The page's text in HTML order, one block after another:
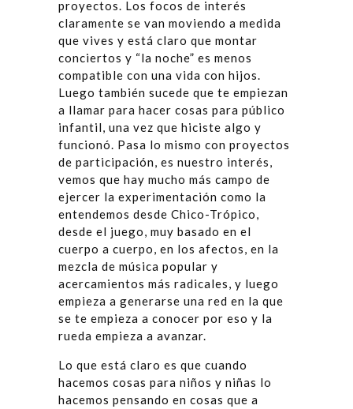
proyectos. Los focos de interés
claramente se van moviendo a medida
que vives y está claro que montar
conciertos y “la noche” es menos
compatible con una vida con hijos.
Luego también sucede que te empiezan
a llamar para hacer cosas para público
infantil, una vez que hiciste algo y
funcionó. Pasa lo mismo con proyectos
de participación, es nuestro interés,
vemos que hay mucho más campo de
ejercer la experimentación como la
entendemos desde Chico-Trópico,
desde el juego, muy basado en el
cuerpo a cuerpo, en los afectos, en la
mezcla de música popular y
acercamientos más radicales, y luego
empieza a generarse una red en la que
se te empieza a conocer por eso y la
rueda empieza a avanzar.
Lo que está claro es que cuando
hacemos cosas para niños y niñas lo
hacemos pensando en cosas que a